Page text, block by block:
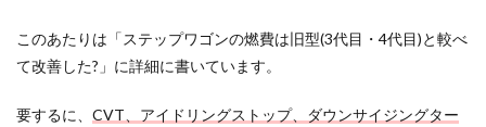
このあたりは「ステップワゴンの燃費は旧型(3代目・4代目)と較べ
て改善した?」に詳細に書いています。
要するに、 CVT、アイドリングストップ、ダウンサイジングター